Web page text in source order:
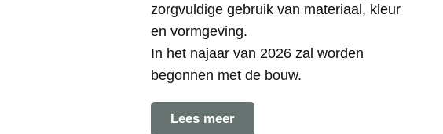
zorgvuldige gebruik van materiaal, kleur
en vormgeving.
In het najaar van 2026 zal worden
begonnen met de bouw.
Lees meer